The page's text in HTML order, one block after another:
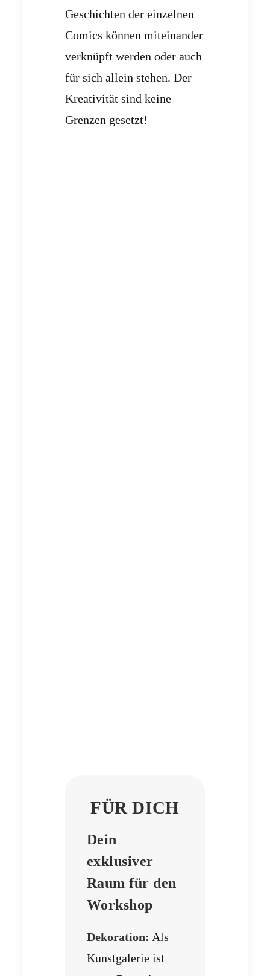
Geschichten der einzelnen
Comics können miteinander
verknüpft werden oder auch
für sich allein stehen. Der
Kreativität sind keine
Grenzen gesetzt!
FÜR DICH
Dein
exklusiver
Raum für den
Workshop
Dekoration: Als
Kunstgalerie ist